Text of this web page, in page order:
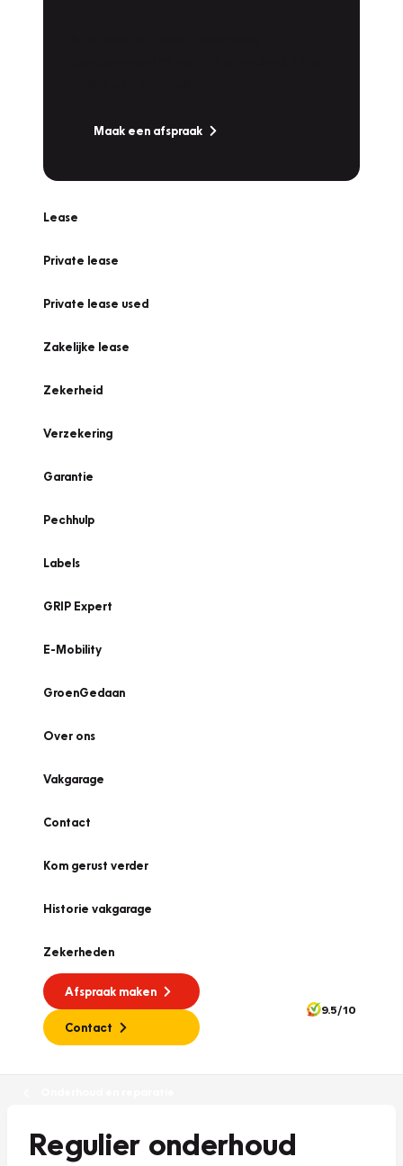
Maak een afspraak
Lease
Private lease
Private lease used
Zakelijke lease
Zekerheid
Verzekering
Garantie
Pechhulp
Labels
GRIP Expert
E-Mobility
GroenGedaan
Over ons
Vakgarage
Contact
Kom gerust verder
Historie vakgarage
Zekerheden
Afspraak maken
Contact
9.5/10
Regulier onderhoud